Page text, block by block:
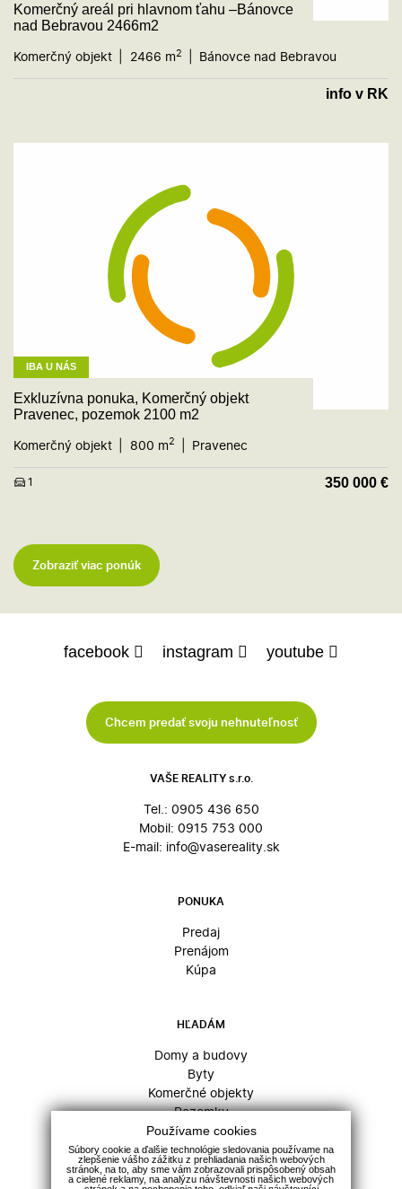
Komerčný areál pri hlavnom ťahu –Bánovce
nad Bebravou 2466m2
Komerčný objekt
2466 m2 Bánovce nad Bebravou
info v RK
IBA U NÁS
Exkluzívna ponuka, Komerčný objekt
Pravenec, pozemok 2100 m2
Komerčný objekt
800 m2 Pravenec
1 350 000 €
Zobraziť viac ponúk
facebook instagram youtube
Chcem predať svoju nehnuteľnosť
VAŠE REALITY s.r.o.
Tel.: 0905 436 650
Mobil: 0915 753 000
E-mail: info@vasereality.sk
PONUKA
Predaj
Prenájom
Kúpa
HĽADÁM
Domy a budovy
Byty
Komerčné objekty
Pozemky
INFO
Používame cookies
Súbory cookie a ďalšie technológie sledovania používame na
zlepšenie vášho zážitku z prehliadania našich webových
stránok, na to, aby sme vám zobrazovali prispôsobený obsah
a cielené reklamy, na analýzu návštevnosti našich webových